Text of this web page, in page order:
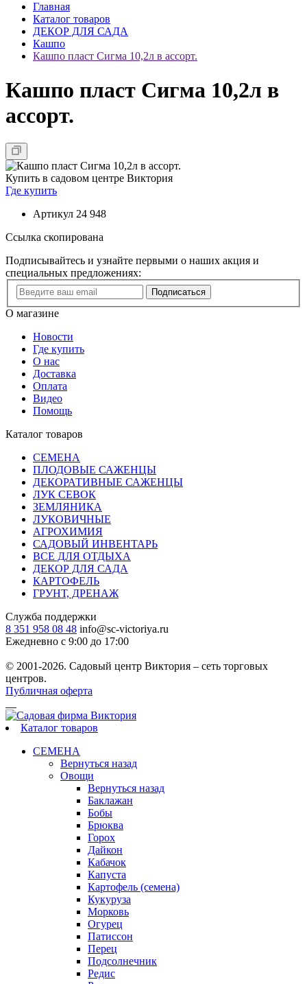
Главная
Каталог товаров
ДЕКОР ДЛЯ САДА
Кашпо
Кашпо пласт Сигма 10,2л в ассорт.
Кашпо пласт Сигма 10,2л в
ассорт.
Купить в садовом центре Виктория
Где купить
Артикул 24 948
Ссылка скопирована
Подписывайтесь и узнайте первыми о наших акция и
специальных предложениях:
Подписаться
О магазине
Новости
Где купить
О нас
Доставка
Оплата
Видео
Помощь
Каталог товаров
СЕМЕНА
ПЛОДОВЫЕ САЖЕНЦЫ
ДЕКОРАТИВНЫЕ САЖЕНЦЫ
ЛУК СЕВОК
ЗЕМЛЯНИКА
ЛУКОВИЧНЫЕ
АГРОХИМИЯ
САДОВЫЙ ИНВЕНТАРЬ
ВСЕ ДЛЯ ОТДЫХА
ДЕКОР ДЛЯ САДА
КАРТОФЕЛЬ
ГРУНТ, ДРЕНАЖ
Служба поддержки
8 351 958 08 48 info@sc-victoriya.ru
Ежедневно с 9:00 до 17:00
© 2001-2026. Садовый центр Виктория – сеть торговых
центров.
Публичная оферта
Каталог товаров
СЕМЕНА
Вернуться назад
Овощи
Вернуться назад
Баклажан
Бобы
Брюква
Горох
Дайкон
Кабачок
Капуста
Картофель (семена)
Кукуруза
Морковь
Огурец
Патиссон
Перец
Подсолнечник
Редис